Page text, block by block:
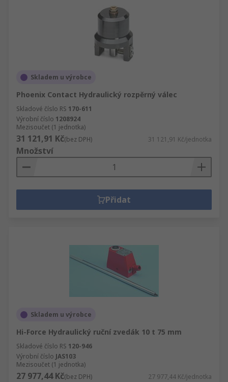
Skladem u výrobce
Phoenix Contact Hydraulický rozpěrný válec
Skladové číslo RS 170-611
Výrobní číslo 1208924
Mezisoučet (1 jednotka)
31 121,91 Kč(bez DPH) 31 121,91 Kč/jednotka
Množství
Přidat
Skladem u výrobce
Hi-Force Hydraulický ruční zvedák 10 t 75 mm
Skladové číslo RS 120-946
Výrobní číslo JAS103
Mezisoučet (1 jednotka)
27 977,44 Kč(bez DPH) 27 977,44 Kč/jednotka